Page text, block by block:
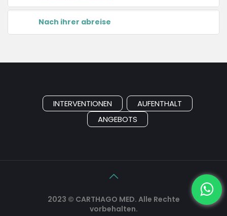
Nach ihrer abreise
INTERVENTIONEN
AUFENTHALT
ANGEBOTS
2023 © CARTHAGO MED. Alle Rechte
vorbehalten.